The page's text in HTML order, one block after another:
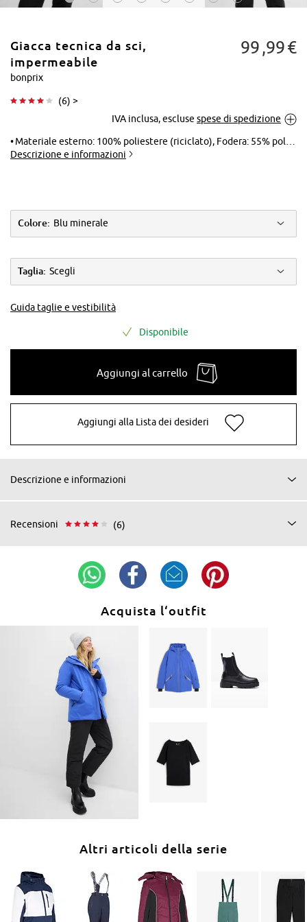
ingrandire
Giacca tecnica da sci,
impermeabile
bonprix
(6) >
99 99€
IVA inclusa, escluse spese di spedizione
Materiale esterno: 100% poliestere (riciclato), Fodera: 55% poliestere, 45% poliestere (riciclato), Imbottitura: 70% poliestere, 30% poliestere (riciclato)
Descrizione e informazioni
Colore: Blu minerale
Taglia: Scegli
Guida taglie e vestibilità
Disponibile
Aggiungi al carrello
Aggiungi alla Lista dei desideri
Descrizione e informazioni
Recensioni (6)
Acquista l‘outfit
Altri articoli della serie